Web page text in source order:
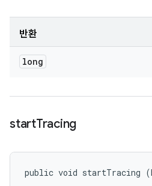
반환
long
startTracing
public void startTracing